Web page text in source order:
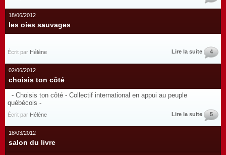
18/06/2012
les oies sauvages
Écrit par Hélène Lire la suite 4
02/06/2012
choisis ton côté
- Choisis ton côté - Collectif international en appui au peuple
québécois -
Écrit par Hélène Lire la suite 5
18/03/2012
salon du livre